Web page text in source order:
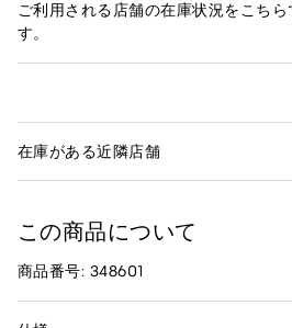
ご利用される店舗の在庫状況をこち
す。
在庫がある近隣店舗
この商品について
商品番号: 348601